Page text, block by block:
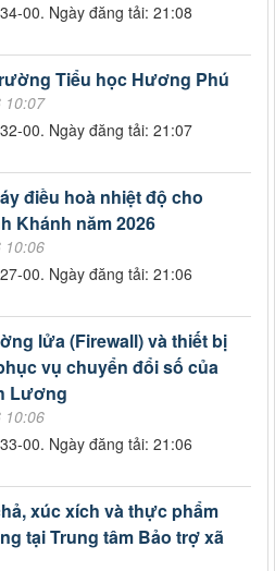
00. Ngày đăng tải: 21:08
Tiểu học Hương Phú
10:07
00. Ngày đăng tải: 21:07
điều hoà nhiệt độ cho
Khánh năm 2026
10:06
00. Ngày đăng tải: 21:06
lửa (Firewall) và thiết bị
vụ chuyển đổi số của
Lương
10:06
00. Ngày đăng tải: 21:06
xúc xích và thực phẩm
tại Trung tâm Bảo trợ xã